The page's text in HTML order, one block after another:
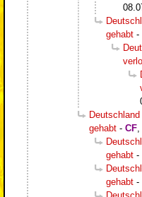
gehabt -
gehabt - CF
gehabt -
gehabt -